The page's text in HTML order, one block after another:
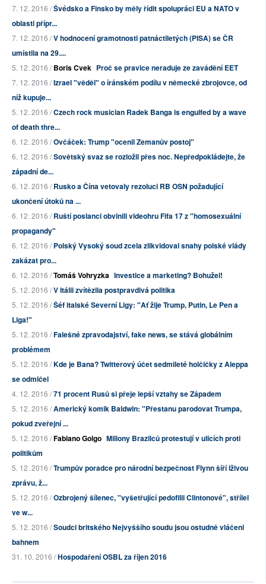
7. 12. 2016 /Švédsko a Finsko by měly řídit spolupráci EU a NATO v
oblasti přípr...
7. 12. 2016 /V hodnocení gramotnosti patnáctiletých (PISA) se ČR
umístila na 29....
5. 12. 2016 /Boris Cvek Proč se pravice neraduje ze zavádění EET
7. 12. 2016 /Izrael "věděl" o íránském podílu v německé zbrojovce, od
níž kupuje...
5. 12. 2016 /Czech rock musician Radek Banga is engulfed by a wave
of death thre...
6. 12. 2016 /Ovčáček: Trump "ocenil Zemanův postoj"
6. 12. 2016 /Sovětský svaz se rozložil přes noc. Nepředpokládejte, že
západní de...
6. 12. 2016 /Rusko a Čína vetovaly rezoluci RB OSN požadující
ukončení útoků na ...
6. 12. 2016 /Ruští poslanci obvinili videohru Fifa 17 z "homosexuální
propagandy"
6. 12. 2016 /Polský Vysoký soud zcela zlikvidoval snahy polské vlády
zakázat pro...
6. 12. 2016 /Tomáš Vohryzka Investice a marketing? Bohužel!
5. 12. 2016 /V Itálii zvítězila postpravdivá politika
5. 12. 2016 /Šéf italské Severní Ligy: "Ať žije Trump, Putin, Le Pen a
Liga!"
5. 12. 2016 /Falešné zpravodajství, fake news, se stává globálním
problémem
5. 12. 2016 /Kde je Bana? Twitterový účet sedmileté holčičky z Aleppa
se odmlčel
4. 12. 2016 /71 procent Rusů si přeje lepší vztahy se Západem
5. 12. 2016 /Americký komik Baldwin: "Přestanu parodovat Trumpa,
pokud zveřejní ...
5. 12. 2016 /Fabiano Golgo Miliony Brazilců protestují v ulicích proti
politikům
5. 12. 2016 /Trumpův poradce pro národní bezpečnost Flynn šíří lživou
zprávu, ž...
5. 12. 2016 /Ozbrojený šílenec, "vyšetřující pedofilii Clintonové", střílel
ve w...
5. 12. 2016 /Soudci britského Nejvyššího soudu jsou ostudně vláčeni
bahnem
31. 10. 2016 /Hospodaření OSBL za říjen 2016